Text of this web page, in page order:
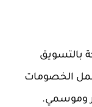
بالتسويق
الخصومات
وموسمي.